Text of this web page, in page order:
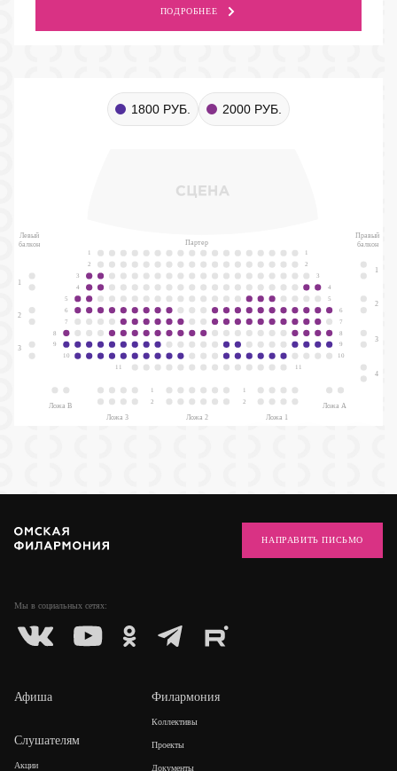
ПОДРОБНЕЕ
1800 РУБ. 2000 РУБ.
Левый
балкон
Партер
Правый
балкон
1
2
3
1
2
3
4
1
2
3
4
5
6
7
8
9
10
11
1
2
3
4
5
6
7
8
9
10
11
Ложа В
Ложа 3
Ложа 2 Ложа 1
Ложа А
1
2
1
2
Мы в социальных сетях:
НАПРАВИТЬ ПИСЬМО
Афиша
Слушателям
Акции
Филармония
Коллективы
Проекты
Документы